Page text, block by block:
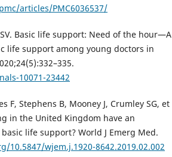
articles/PMC6036537/
Basic life support: Need of the hour—A
life support among young doctors in
10071-23442
F, Stephens B, Mooney J, Crumley SG, et
in the United Kingdom have an
life support? World J Emerg Med.
10.5847/wjem.j.1920-8642.2019.02.002